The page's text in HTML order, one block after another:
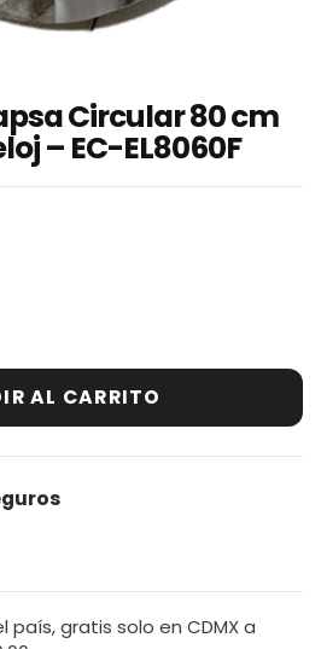
Circular 80 cm
– EC-EL8060F
Circular 80 cm Bluetooth
AL CARRITO
país, gratis solo en CDMX a